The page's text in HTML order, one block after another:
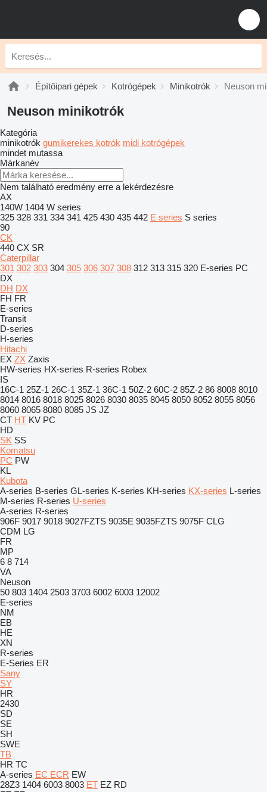
Építőipari gépek Kotrógépek Minikotrók Neuson
Neuson minikotrók
Kategória
minikotrók gumikerekes kotrók midi kotrógépek
mindet mutassa
Márkanév
Nem található eredmény erre a lekérdezésre
AX
140W 1404 W series
325 328 331 334 341 425 430 435 442 E series S series
90
CK
440 CX SR
Caterpillar
301 302 303 304 305 306 307 308 312 313 315 320 E-series PC
DX
DH DX
FH FR
E-series
Transit
D-series
H-series
Hitachi
EX ZX Zaxis
HW-series HX-series R-series Robex
IS
16C-1 25Z-1 26C-1 35Z-1 36C-1 50Z-2 60C-2 85Z-2 86 8008 8010
8014 8016 8018 8025 8026 8030 8035 8045 8050 8052 8055 8056
8060 8065 8080 8085 JS JZ
CT HT KV PC
HD
SK SS
Komatsu
PC PW
KL
Kubota
A-series B-series GL-series K-series KH-series KX-series L-series
M-series R-series U-series
A-series R-series
906F 9017 9018 9027FZTS 9035E 9035FZTS 9075F CLG
CDM LG
FR
MP
6 8 714
VA
Neuson
50 803 1404 2503 3703 6002 6003 12002
E-series
NM
EB
HE
XN
R-series
E-Series ER
Sany
SY
HR
2430
SD
SE
SH
SWE
TB
HR TC
A-series EC ECR EW
28Z3 1404 6003 8003 ET EZ RD